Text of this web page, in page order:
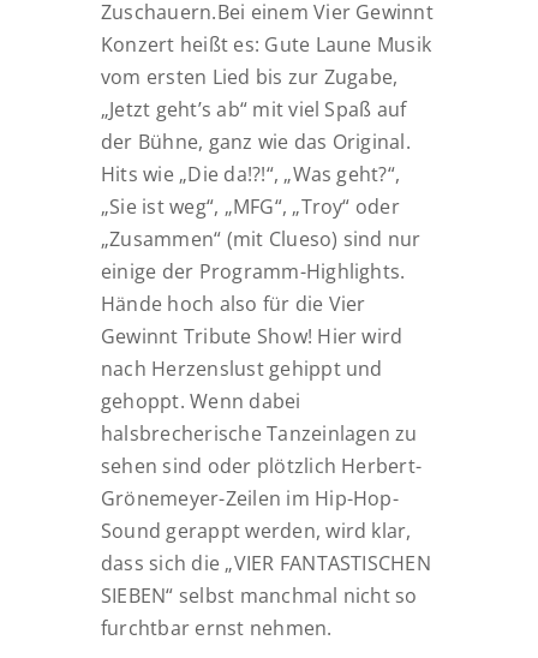
Zuschauern.Bei einem Vier Gewinnt
Konzert heißt es: Gute Laune Musik
vom ersten Lied bis zur Zugabe,
„Jetzt geht’s ab“ mit viel Spaß auf
der Bühne, ganz wie das Original.
Hits wie „Die da!?!“, „Was geht?“,
„Sie ist weg“, „MFG“, „Troy“ oder
„Zusammen“ (mit Clueso) sind nur
einige der Programm-Highlights.
Hände hoch also für die Vier
Gewinnt Tribute Show! Hier wird
nach Herzenslust gehippt und
gehoppt. Wenn dabei
halsbrecherische Tanzeinlagen zu
sehen sind oder plötzlich Herbert-
Grönemeyer-Zeilen im Hip-Hop-
Sound gerappt werden, wird klar,
dass sich die „VIER FANTASTISCHEN
SIEBEN“ selbst manchmal nicht so
furchtbar ernst nehmen.